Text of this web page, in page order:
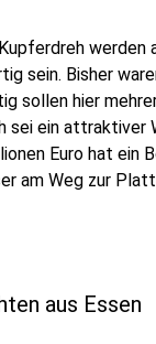
werden
sein. Bisher
sollen hier
sei ein attraktiver
Euro hat ein
am Weg zur
aus Essen